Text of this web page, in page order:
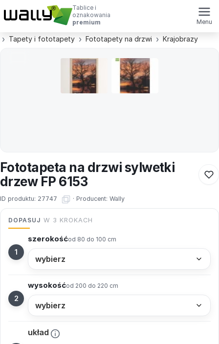
Tablice i
oznakowania
premium
Menu
Tapety i fototapety Fototapety na drzwi Krajobrazy
Fototapeta na drzwi sylwetki
drzew FP 6153
ID produktu: 27747 · Producent: Wally
DOPASUJ W 3 KROKACH
szerokośćod 80 do 100 cm
wysokośćod 200 do 220 cm
układ